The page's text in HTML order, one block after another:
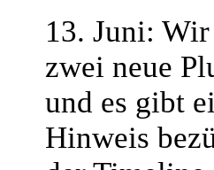
13. Juni: Wir
zwei neue
und es gibt
Hinweis